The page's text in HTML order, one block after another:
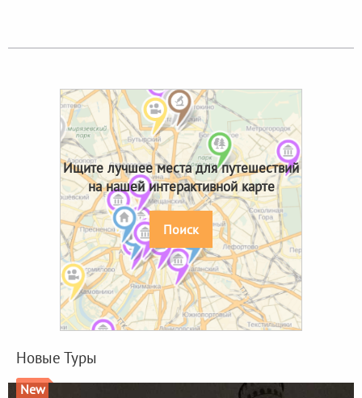
Ищите лучшее места для путешествий
на нашей интерактивной карте
Поиск
Новые Туры
New